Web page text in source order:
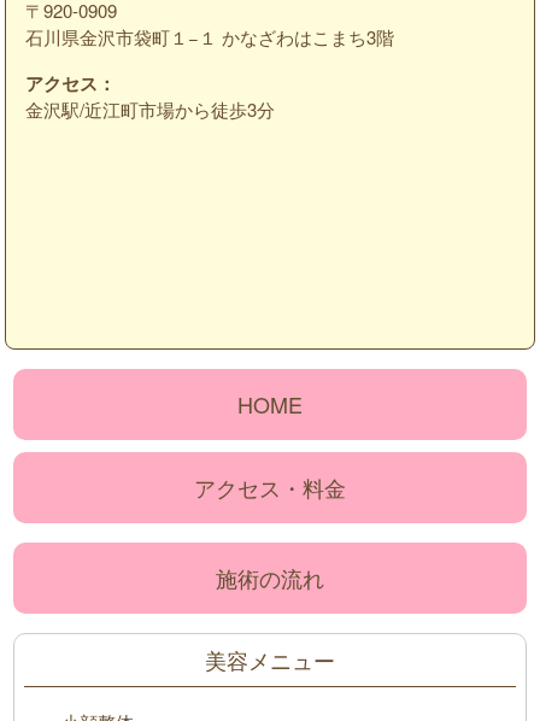
〒920-0909
石川県金沢市袋町１−１ かなざわはこまち3階
アクセス：
金沢駅/近江町市場から徒歩3分
HOME
アクセス・料金
施術の流れ
美容メニュー